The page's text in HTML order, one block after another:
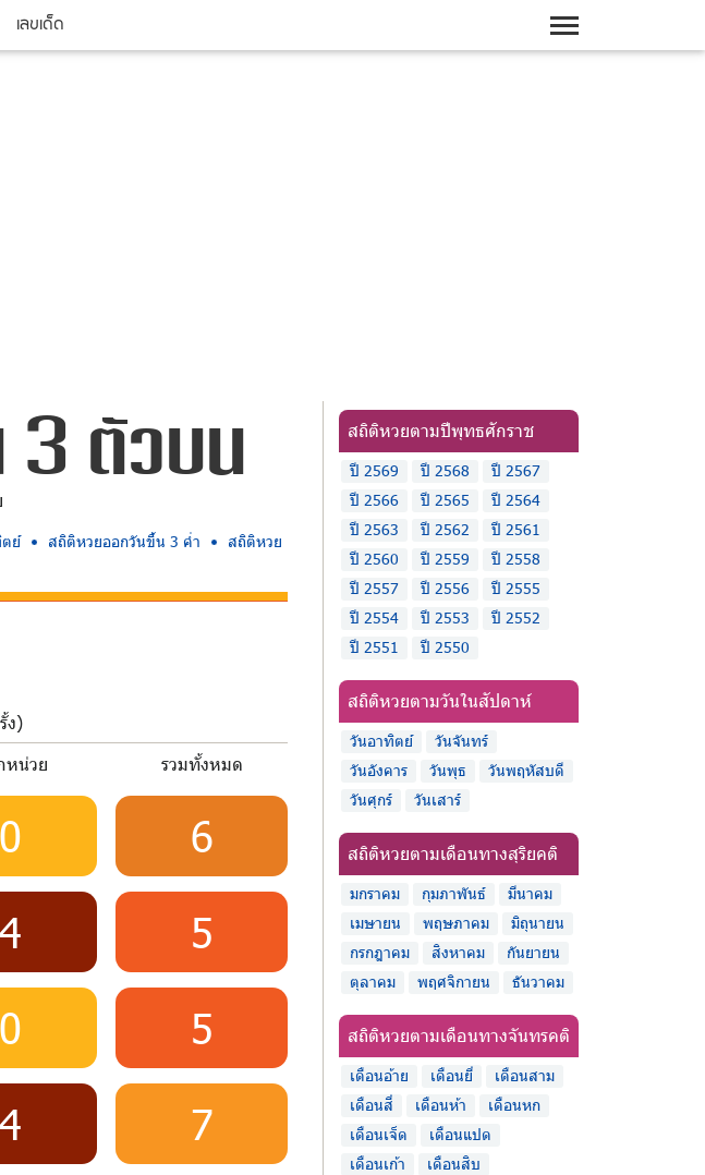
เลขเด็ด
3 ตัวบน
ย์ สถิติหวยออกวันขึ้น 3 ค่ำ
สถิติหวย
ง)
หน่วย รวมทั้งหมด
0
6
4
5
0
5
4
7
สถิติหวยตามปีพุทธศักราช
ปี 2569 ปี 2568
ปี 2567
ปี 2566
ปี 2565
ปี 2564
ปี 2563
ปี 2562
ปี 2561
ปี 2560
ปี 2559
ปี 2558
ปี 2557
ปี 2556
ปี 2555
ปี 2554
ปี 2553
ปี 2552
ปี 2551
ปี 2550
สถิติหวยตามวันในสัปดาห์
วันอาทิตย์
วันจันทร์
วันอังคาร
วันพุธ
วันพฤหัสบดี
วันศุกร์
วันเสาร์
สถิติหวยตามเดือนทางสุริยคติ
มกราคม กุมภาพันธ์
มีนาคม
เมษายน
พฤษภาคม
มิถุนายน
กรกฎาคม
สิงหาคม
กันยายน
ตุลาคม
พฤศจิกายน ธันวาคม
สถิติหวยตามเดือนทางจันทรคติ
เดือนอ้าย เดือนยี่
เดือนสาม
เดือนสี่
เดือนห้า
เดือนหก
เดือนเจ็ด
เดือนแปด
เดือนเก้า
เดือนสิบ